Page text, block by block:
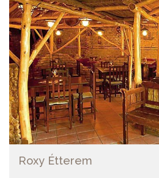
Roxy Étterem